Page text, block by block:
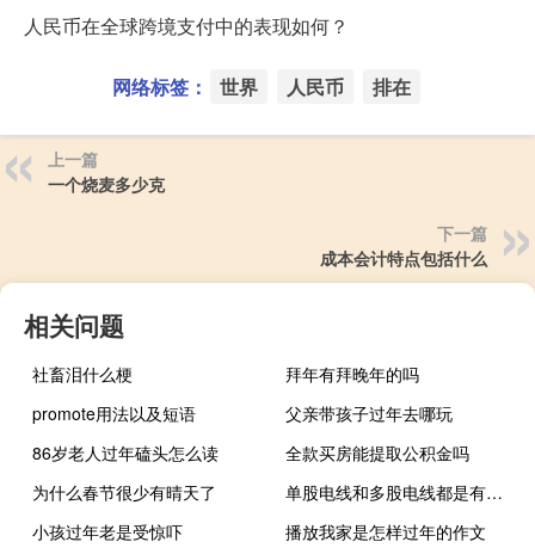
人民币在全球跨境支付中的表现如何？
网络标签： 世界 人民币 排在
上一篇
一个烧麦多少克
下一篇
成本会计特点包括什么
相关问题
社畜泪什么梗
拜年有拜晚年的吗
promote用法以及短语
父亲带孩子过年去哪玩
86岁老人过年磕头怎么读
全款买房能提取公积金吗
为什么春节很少有晴天了
单股电线和多股电线都是有什么区别
小孩过年老是受惊吓
播放我家是怎样过年的作文